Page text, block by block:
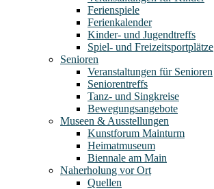
Ferienspiele
Ferienkalender
Kinder- und Jugendtreffs
Spiel- und Freizeitsportplätze
Senioren
Veranstaltungen für Senioren
Seniorentreffs
Tanz- und Singkreise
Bewegungsangebote
Museen & Ausstellungen
Kunstforum Mainturm
Heimatmuseum
Biennale am Main
Naherholung vor Ort
Quellen